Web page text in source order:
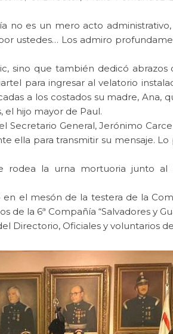
no es un mero acto
ustedes… Los admiro
sino que también dedicó
para ingresar al velatorio
a los costados su madre,
el hijo mayor de Paul.
General, Jerónimo
ella para transmitir su mensaje.
rodea la urna mortuoria junto al
el mesón de la testera de la
la 6ª Compañía “Salvadores y
Directorio, Oficiales y voluntarios